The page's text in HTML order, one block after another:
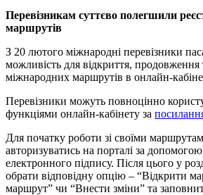
Перевізникам суттєво полегшили
маршрутів
З 20 лютого міжнародні перевізники
можливість для відкриття, продовження
міжнародних маршрутів в онлайн-
Перевізники можуть повноцінно
функціями онлайн-кабінету за
Для початку роботи зі своїми
авторизуватись на порталі за
електронного підпису. Після цього у
обрати відповідну опцію – “Відкрити
маршрут” чи “Внести зміни” та